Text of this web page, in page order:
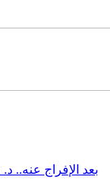
بعد الإفراج عنه..